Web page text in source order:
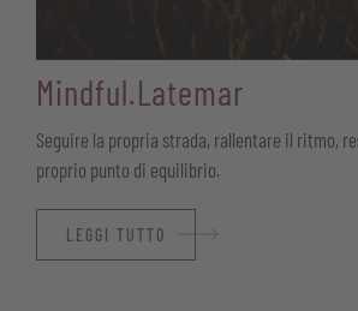
Mindful.Latemar
Seguire la propria strada, rallentare il ritmo,
proprio punto di equilibrio.
LEGGI TUTTO